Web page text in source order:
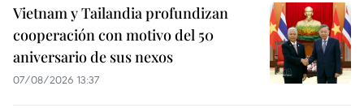
Vietnam y Tailandia profundizan
cooperación con motivo del 50
aniversario de sus nexos
07/08/2026 13:37